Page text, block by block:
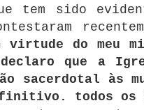
tem sido
virtude do meu
que a
sacerdotal às
todos